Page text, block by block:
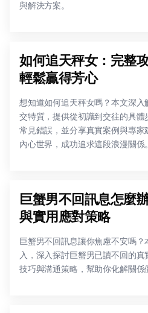
與解決方案。
如何追天秤女：完整
輕鬆贏得芳心
想知道如何追天秤女嗎？本文深
交特質，提供從初識到交往的具
常見錯誤，並分享真實案例與專
內心世界，成功追求這段浪漫關係。
巨蟹男不回訊息怎麼
與實用應對策略
巨蟹男不回訊息讓你焦慮不安嗎
入，深入探討巨蟹男已讀不回的
技巧與溝通策略，幫助你化解關係